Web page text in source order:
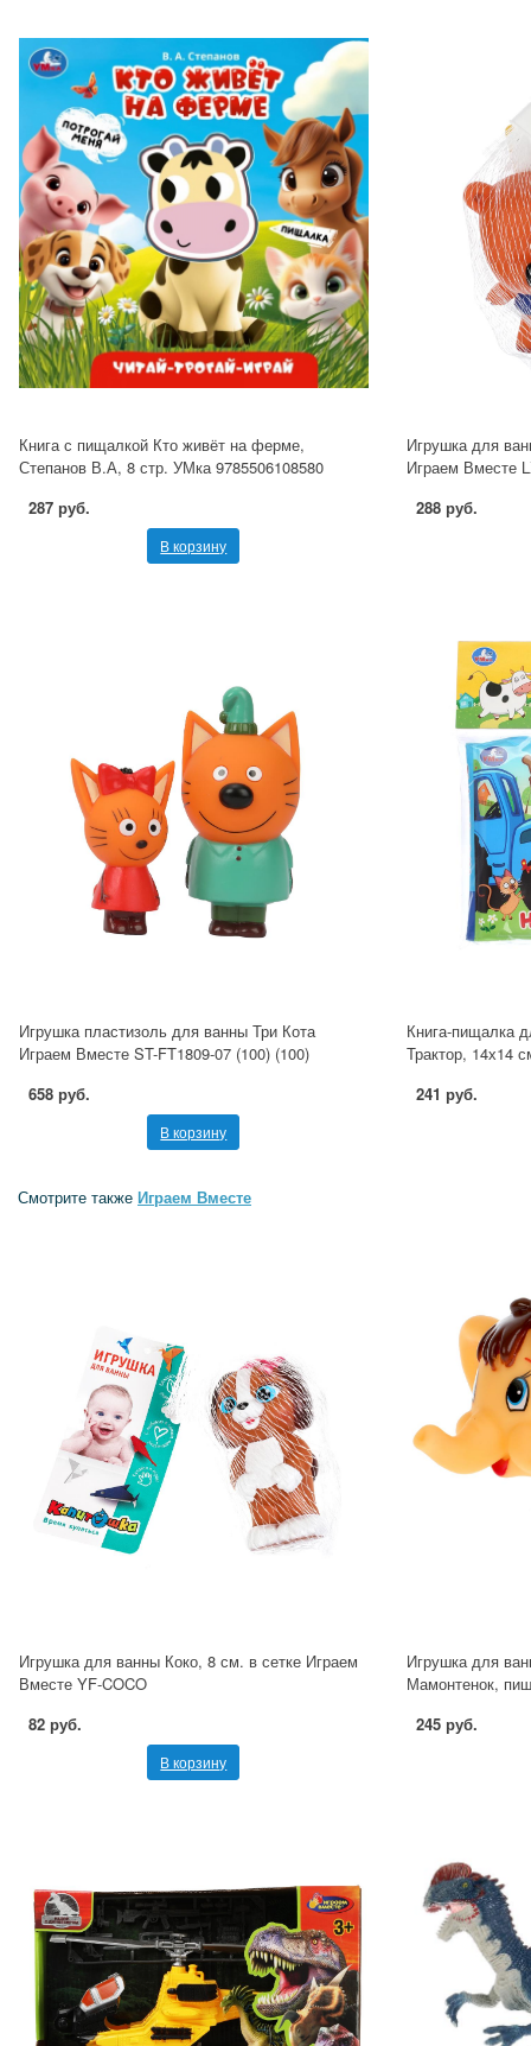
Книга с пищалкой Кто живёт на ферме,
Степанов В.А, 8 стр. УМка 9785506108580
287 руб.
В корзину
Игрушка для
Играем Вместе
288 руб.
Игрушка пластизоль для ванны Три Кота
Играем Вместе ST-FT1809-07 (100) (100)
658 руб.
В корзину
Книга-пищалка
Трактор, 14х14
241 руб.
Смотрите также Играем Вместе
Игрушка для ванны Коко, 8 см. в сетке Играем
Вместе YF-COCO
82 руб.
В корзину
Игрушка для
Мамонтенок,
245 руб.